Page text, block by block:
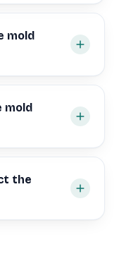
mold
mold
the